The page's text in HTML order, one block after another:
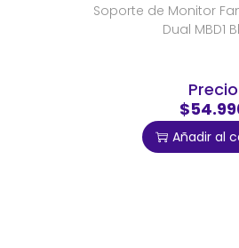
Soporte de Monitor
Dual MBD1
Precio
Añadir al